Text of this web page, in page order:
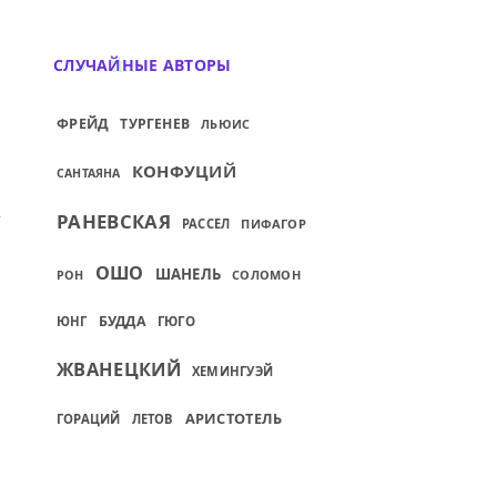
НАЙТИ СЛАДОСТЬ...
У КОГО БОЛЬШАЯ ЛЮБОВЬ, У ТОГО
СЛУЧАЙНЫЕ АВТОРЫ
ФРЕЙД ТУРГЕНЕВ ЛЬЮИС
САНТАЯНА КОНФУЦИЙ
РАНЕВСКАЯ РАССЕЛ ПИФАГОР
РОН ОШО ШАНЕЛЬ СОЛОМОН
ЮНГ БУДДА ГЮГО
ЖВАНЕЦКИЙ ХЕМИНГУЭЙ
ГОРАЦИЙ ЛЕТОВ АРИСТОТЕЛЬ